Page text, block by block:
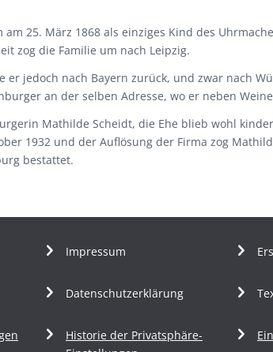
25. März 1868 als einziges Kind des
zog die Familie um nach Leipzig.
er jedoch nach Bayern zurück, und zwar nach
an der selben Adresse, wo er neben
Mathilde Scheidt, die Ehe blieb wohl
1932 und der Auflösung der Firma zog
bestattet.
Impressum
Datenschutzerklärung
Historie der Privatsphäre-